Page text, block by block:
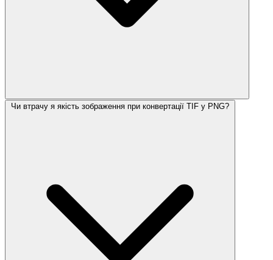
Чи втрачу я якість зображення при конвертації TIF у PNG?